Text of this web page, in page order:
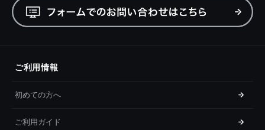
ご利用情報
初めての方へ
ご利用ガイド